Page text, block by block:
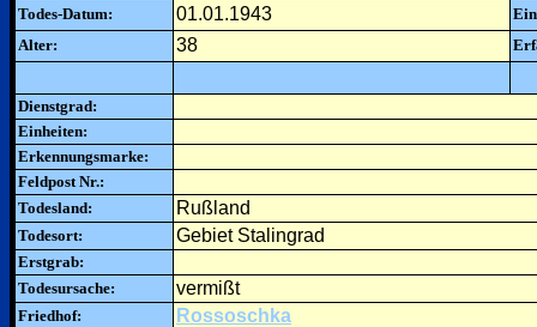
Todes-Datum:
01.01.1943
Alter:
38
Dienstgrad:
Einheiten:
Erkennungsmarke:
Feldpost Nr.:
Todesland:
Rußland
Todesort: Gebiet Stalingrad
Erstgrab:
Todesursache:
vermißt
Friedhof: Rossoschka